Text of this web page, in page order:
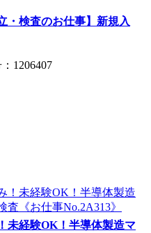
・検査のお仕事】新規入
1206407
未経験OK！半導体製造マ